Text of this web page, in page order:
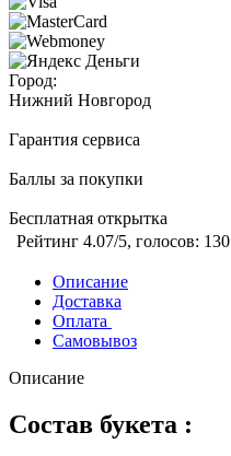
Город:
Нижний Новгород
Гарантия сервиса
Баллы за покупки
Бесплатная открытка
Рейтинг 4.07/5, голосов: 130
Описание
Доставка
Оплата
Самовывоз
Описание
Состав букета :